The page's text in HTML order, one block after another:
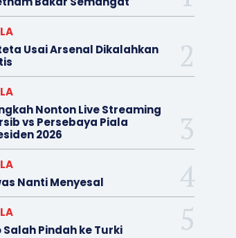
Usai Arsenal Dikalahkan
Nonton Live Streaming
vs Persebaya Piala
2026
Nanti Menyesal
Salah Pindah ke Turki